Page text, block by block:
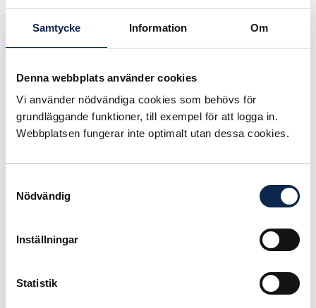
Samtycke Information Om
Denna webbplats använder cookies
Vi använder nödvändiga cookies som behövs för
grundläggande funktioner, till exempel för att logga in.
Webbplatsen fungerar inte optimalt utan dessa cookies.
Nödvändig
Inställningar
Statistik
när det gäller användandet av AI är
därför av stor betydelse.
ställt till statsministern,
civilministern och kultur- och
demokratiministern.